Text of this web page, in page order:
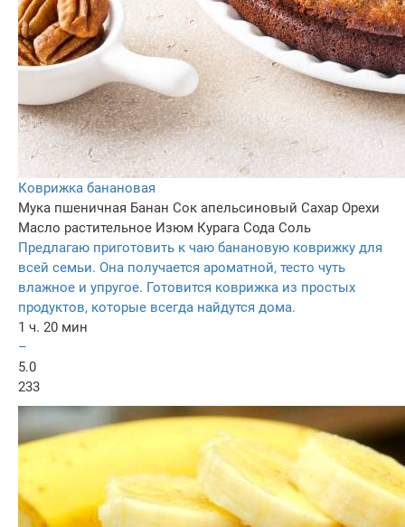
Коврижка банановая
Мука пшеничная Банан Сок апельсиновый Сахар Орехи
Масло растительное Изюм Курага Сода Соль
Предлагаю приготовить к чаю банановую коврижку для
всей семьи. Она получается ароматной, тесто чуть
влажное и упругое. Готовится коврижка из простых
продуктов, которые всегда найдутся дома.
1 ч. 20 мин
–
5.0
233